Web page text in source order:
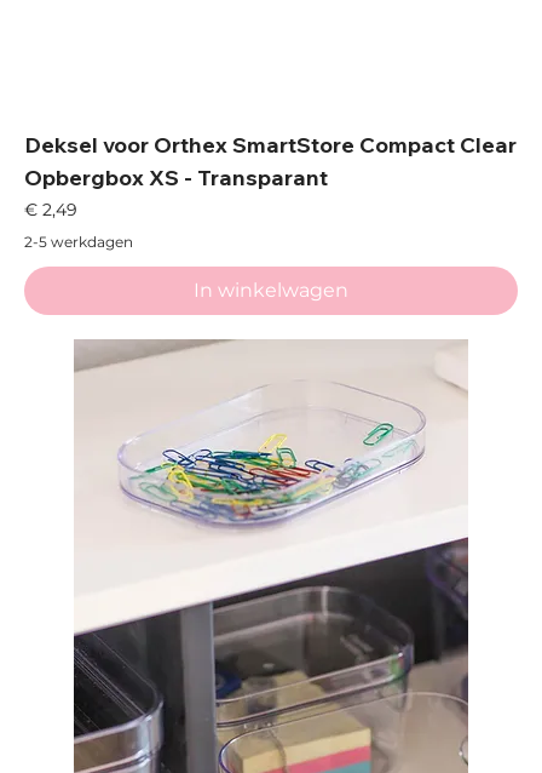
Deksel voor Orthex SmartStore Compact Clear
Opbergbox XS - Transparant
Prijs
€ 2,49
2-5 werkdagen
In winkelwagen